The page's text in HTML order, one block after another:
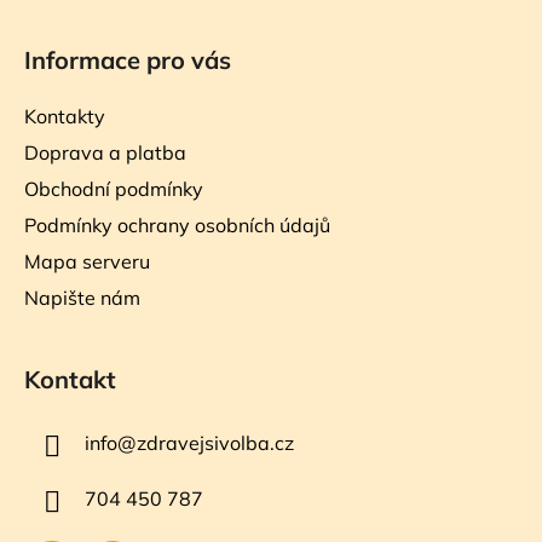
Informace pro vás
Kontakty
Doprava a platba
Obchodní podmínky
Podmínky ochrany osobních údajů
Mapa serveru
Napište nám
Kontakt
info@zdravejsivolba.cz
704 450 787